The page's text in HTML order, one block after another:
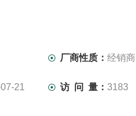
厂商性质：经销商
21 访 问 量：3183